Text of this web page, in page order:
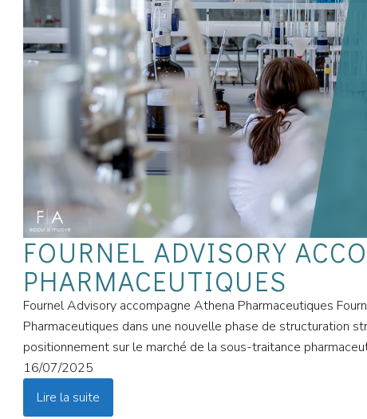
FOURNEL ADVISORY
PHARMACEUTIQUES
Fournel Advisory accompagne Athena Pharmaceutiques
Pharmaceutiques dans une nouvelle phase de structuration
positionnement sur le marché de la sous-traitance
16/07/2025
Lire la suite